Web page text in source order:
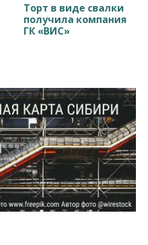
Торт в виде свалки
получила компания
ГК «ВИС»